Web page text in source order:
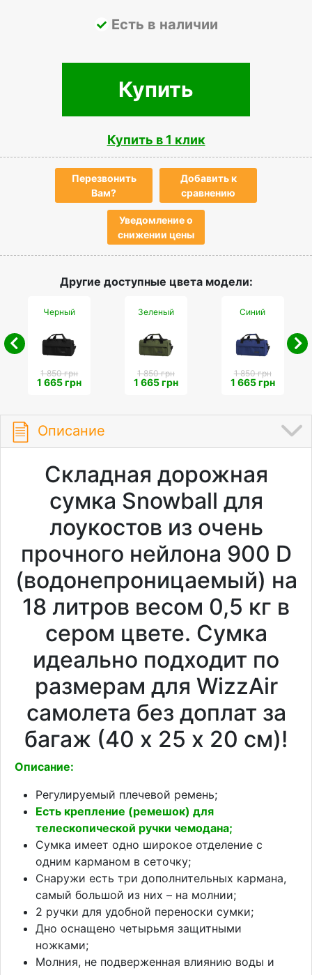
Есть в наличии
Купить
Купить в 1 клик
Перезвонить
Вам?
Добавить к
сравнению
Уведомление о
снижении цены
Другие доступные цвета модели:
Черный
1 850 грн
1 665 грн
Зеленый
1 850 грн
1 665 грн
Синий
1 850 грн
1 665 грн
Описание
Складная дорожная
сумка Snowball для
лоукостов из очень
прочного нейлона 900 D
(водонепроницаемый) на
18 литров весом 0,5 кг в
сером цвете. Сумка
идеально подходит по
размерам для WizzAir
самолета без доплат за
багаж (40 х 25 х 20 см)!
Описание:
Регулируемый плечевой ремень;
Есть крепление (ремешок) для
телескопической ручки чемодана;
Сумка имеет одно широкое отделение с
одним карманом в сеточку;
Снаружи есть три дополнительных кармана,
самый большой из них – на молнии;
2 ручки для удобной переноски сумки;
Дно оснащено четырьмя защитными
ножками;
Молния, не подверженная влиянию воды и